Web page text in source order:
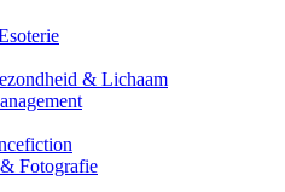
& Lichaam
Fotografie